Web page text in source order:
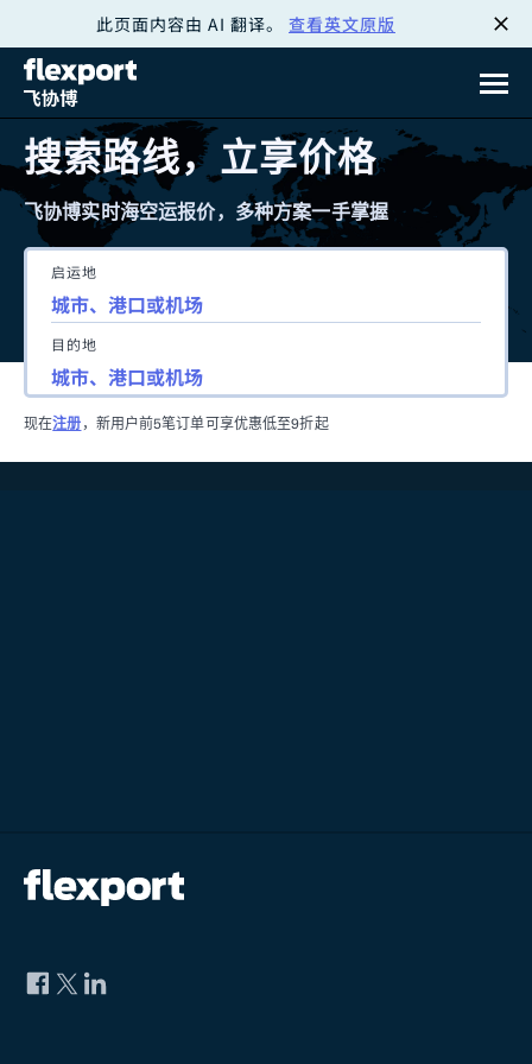
此页面内容由 AI 翻译。 查看英文原版
搜索路线，立享价格
飞协博实时海空运报价，多种方案一手掌握
启运地
目的地
现在注册 ，新用户前5笔订单可享优惠低至9折起